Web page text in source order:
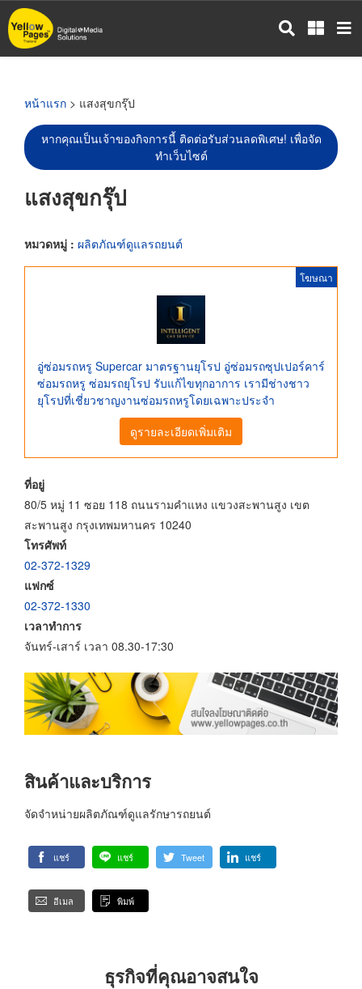
ข้าม
ไป
หน้าแรก > แสงสุขกรุ๊ป
หากคุณเป็นเจ้าของกิจการนี้ ติดต่อรับส่วนลดพิเศษ! เพื่อจัด
ทำเว็บไซต์
แสงสุขกรุ๊ป
หมวดหมู่ : ผลิตภัณฑ์ดูแลรถยนต์
โฆษณา
อู่ซ่อมรถหรู Supercar มาตรฐานยุโรป อู่ซ่อมรถซุปเปอร์คาร์
ซ่อมรถหรู ซ่อมรถยุโรป รับแก้ไขทุกอาการ เรามีช่างชาว
ยุโรปที่เชี่ยวชาญงานซ่อมรถหรูโดยเฉพาะประจำ
ดูรายละเอียดเพิ่มเติม
ที่อยู่
80/5 หมู่ 11 ซอย 118 ถนนรามคำแหง แขวงสะพานสูง เขต
สะพานสูง กรุงเทพมหานคร 10240
โทรศัพท์
02-372-1329
แฟกซ์
02-372-1330
เวลาทำการ
จันทร์-เสาร์ เวลา 08.30-17:30
สินค้าและบริการ
จัดจำหน่ายผลิตภัณฑ์ดูแลรักษารถยนต์
แชร์ แชร์ Tweet แชร์
อีเมล พิมพ์
ธุรกิจที่คุณอาจสนใจ